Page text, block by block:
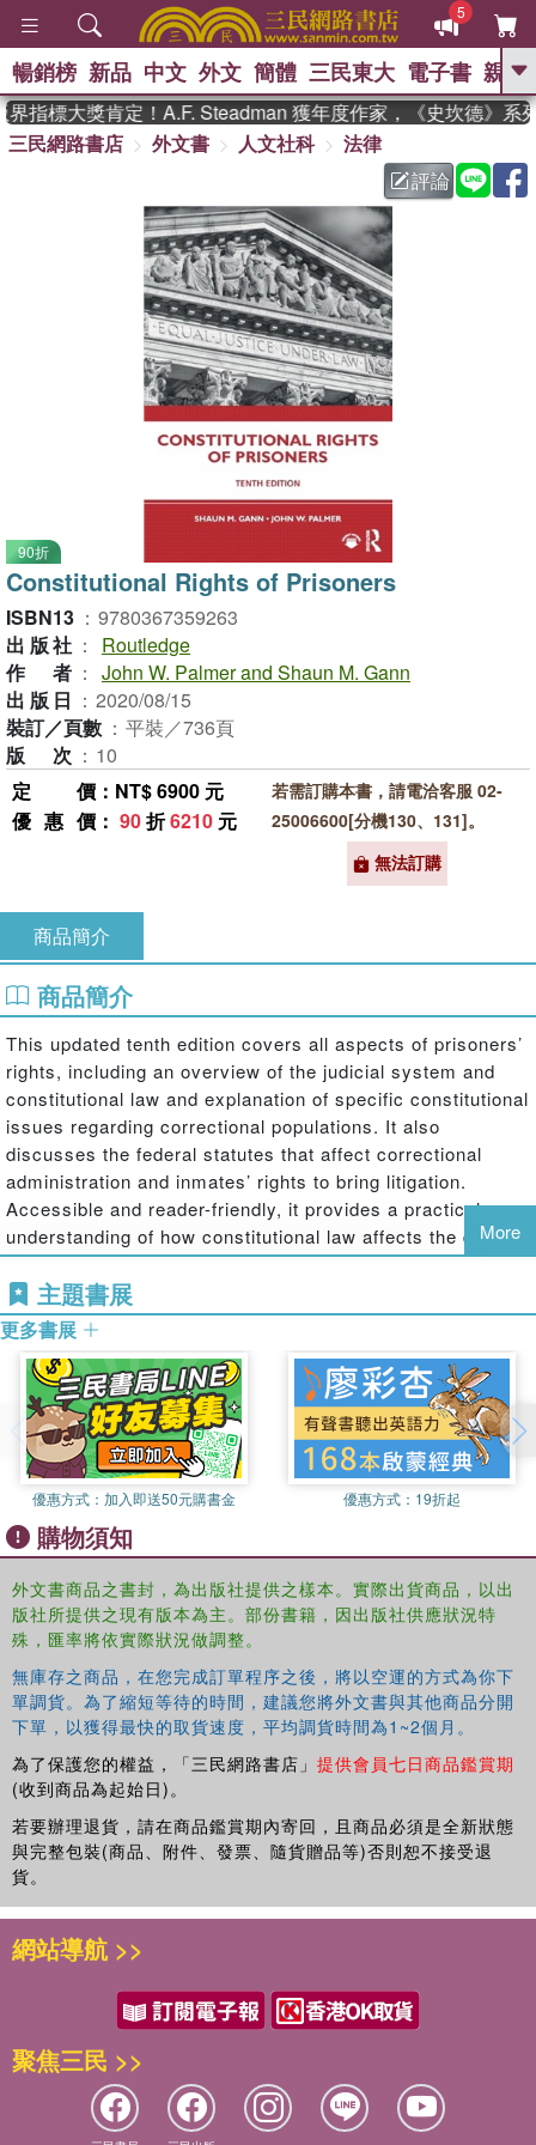
5
GO
熱搜： 東野圭吾 、
父親節 、 如果歷
暑期推薦 、 國際布克
獎 臺灣漫遊錄
、 方念華
登輝時代 、 數學女孩：黎曼猜想
偉大的迷走神經
暢銷榜 新品 中文 外文 簡體 三民東大 電子書 親子
指標大獎肯定！A.F. Steadman 獲年度作家，《史坎德》系列
三民網路書店
外文書 人文社科
法律
評論
90折
Constitutional Rights of Prisoners
ISBN13 ： 9780367359263
出版社 ：
Routledge
作者 ： John W. Palmer and Shaun M. Gann
出版日 ： 2020/08/15
裝訂／頁數 ： 平裝／736頁
版次 ： 10
定價 ：NT$ 6900 元
優惠價 ： 90折6210 元
若需訂購本書，請電洽客服 02-
25006600[分機130、131]。
無法訂購
商品簡介
商品簡介
This updated tenth edition covers all aspects of prisoners’
rights, including an overview of the judicial system and
constitutional law and explanation of specific constitutional
issues regarding correctional populations. It also
discusses the federal statutes that affect correctional
administration and inmates’ rights to bring litigation.
Accessible and reader-friendly, it provides a practical
understanding of how constitutional law affects the day-to-
day issues of prisons, jails, and community corrections
programs.
The tenth edition includes a thorough update of relevant
case law, and new chapters are included that deliver the
latest developments on Search, Seizure, and Privacy,
Juveniles and Youthful Offenders, and the Death Penalty.
Part II contains the Supreme Court syllabi for the
significant Court cases relating to the concepts covered.
This updated edition is appropriate as a primary text for
undergraduate or graduate-level correctional law and
prisoner rights courses within Criminal Justice,
Criminology, and Sociology departments. It is also an
invaluable reference tool for law students and correctional
agencies.
More
主題書展
更多書展
優惠方式： 加入即送50元購書金 優惠方式： 19折起
購物須知
外文書商品之書封，為出版社提供之樣本。實際出貨商品，以出
版社所提供之現有版本為主。部份書籍，因出版社供應狀況特
殊，匯率將依實際狀況做調整。
無庫存之商品，在您完成訂單程序之後，將以空運的方式為你下
單調貨。為了縮短等待的時間，建議您將外文書與其他商品分開
下單，以獲得最快的取貨速度，平均調貨時間為1~2個月。
為了保護您的權益，「三民網路書店」 提供會員七日商品鑑賞期
(收到商品為起始日)。
若要辦理退貨，請在商品鑑賞期內寄回，且商品必須是全新狀態
與完整包裝(商品、附件、發票、隨貨贈品等)否則恕不接受退
貨。
網站導航 >>
聚焦三民 >>